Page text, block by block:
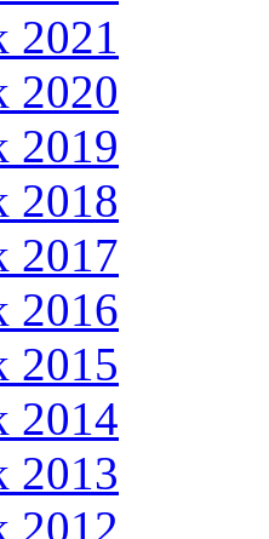
2021
2020
2019
2018
2017
2016
2015
2014
2013
2012